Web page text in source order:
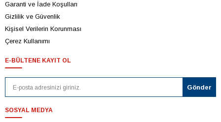
Garanti ve İade Koşulları
Gizlilik ve Güvenlik
Kişisel Verilerin Korunması
Çerez Kullanımı
E-BÜLTENE KAYIT OL
SOSYAL MEDYA